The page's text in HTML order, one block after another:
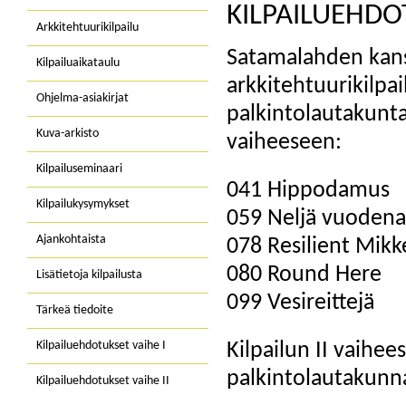
Arkkitehtuurikilpailu
Kilpailuaikataulu
Ohjelma-asiakirjat
Kuva-arkisto
Kilpailuseminaari
Kilpailukysymykset
Ajankohtaista
Lisätietoja kilpailusta
Tärkeä tiedoite
Kilpailuehdotukset vaihe I
Kilpailuehdotukset vaihe II
Satamalahden
vaiheeseen:
041 Hippodamus
059 Neljä
078 Resilient
080 Round Here
099 Vesireittejä
Kilpailun II